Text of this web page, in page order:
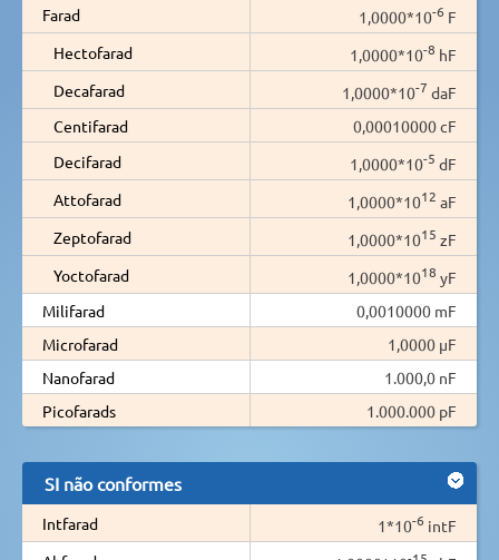
Farad 1,0000*10-6 F
Hectofarad
1,0000*10-8 hF
Decafarad
1,0000*10-7 daF
Centifarad
0,00010000 cF
Decifarad
1,0000*10-5 dF
Attofarad
1,0000*1012 aF
Zeptofarad
1,0000*1015 zF
Yoctofarad
1,0000*1018 yF
Milifarad
0,0010000 mF
Microfarad
1,0000 µF
Nanofarad
1.000,0 nF
Picofarads
1.000.000 pF
SI não conformes
Intfarad 1*10-6 intF